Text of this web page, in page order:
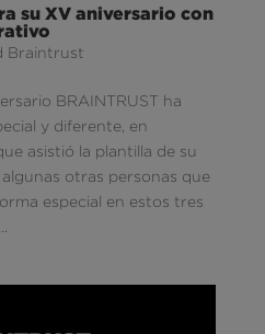
su XV aniversario con
Braintrust
BRAINTRUST ha
y diferente, en
asistió la plantilla de su
otras personas que
especial en estos tres